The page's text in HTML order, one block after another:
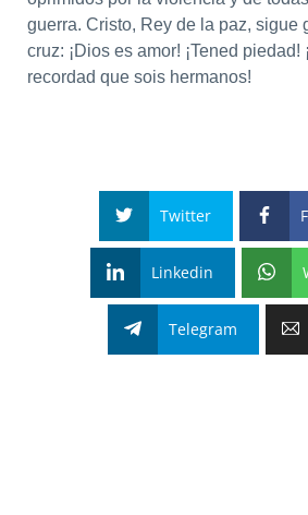
guerra. Cristo, Rey de la paz, sigue
cruz: ¡Dios es amor! ¡Tened piedad!
recordad que sois hermanos!
Twitter
Linkedin
Telegram